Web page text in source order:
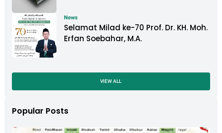
News
Selamat Milad ke-70 Prof. Dr. KH. Moh.
Erfan Soebahar, M.A.
VIEW ALL
Popular Posts